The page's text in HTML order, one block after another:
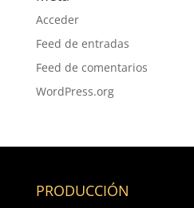
Acceder
Feed de entradas
Feed de comentarios
WordPress.org
PRODUCCIÓN